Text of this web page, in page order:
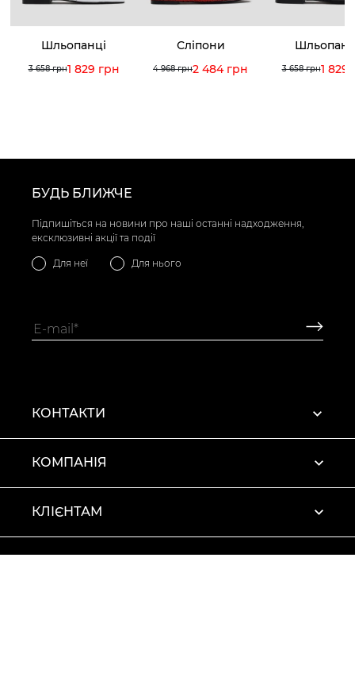
Шльопанці
3 658 грн1 829 грн
Сліпони
4 968 грн2 484 грн 3 658 грн1 829
БУДЬ БЛИЖЧЕ
Підпишіться на новини про наші останні надходження,
ексклюзивні акції та події
Для неї Для нього
КОНТАКТИ
КОМПАНІЯ
КЛІЄНТАМ